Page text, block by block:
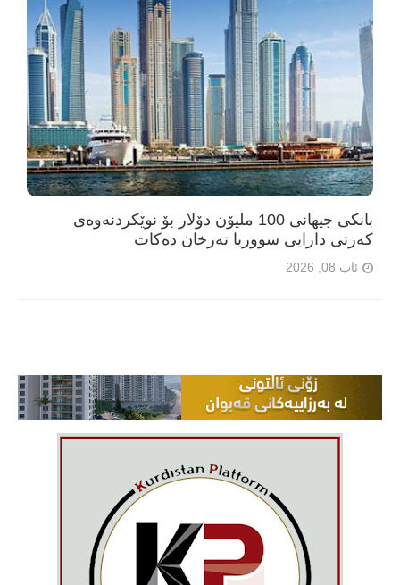
بانکی جیهانی 100 ملیۆن دۆلار بۆ نوێکردنەوەی
کەرتی دارایی سووریا تەرخان دەکات
ئاب 08, 2026